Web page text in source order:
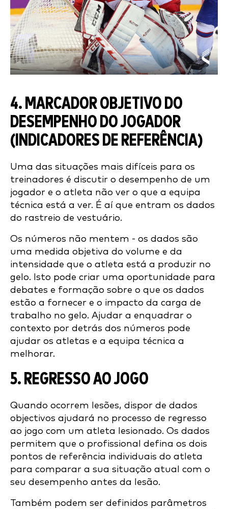
4. MARCADOR OBJETIVO DO
DESEMPENHO DO JOGADOR
(INDICADORES DE REFERÊNCIA)
Uma das situações mais difíceis para os
treinadores é discutir o desempenho de um
jogador e o atleta não ver o que a equipa
técnica está a ver. É aí que entram os dados
do rastreio de vestuário.
Os números não mentem - os dados são
uma medida objetiva do volume e da
intensidade que o atleta está a produzir no
gelo. Isto pode criar uma oportunidade para
debates e formação sobre o que os dados
estão a fornecer e o impacto da carga de
trabalho no gelo. Ajudar a enquadrar o
contexto por detrás dos números pode
ajudar os atletas e a equipa técnica a
melhorar.
5. REGRESSO AO JOGO
Quando ocorrem lesões, dispor de dados
objectivos ajudará no processo de regresso
ao jogo com um atleta lesionado. Os dados
permitem que o profissional defina os dois
pontos de referência individuais do atleta
para comparar a sua situação atual com o
seu desempenho antes da lesão.
Também podem ser definidos parâmetros